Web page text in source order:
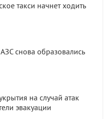
такси начнет ходить
снова образовались
на случай атак
эвакуации